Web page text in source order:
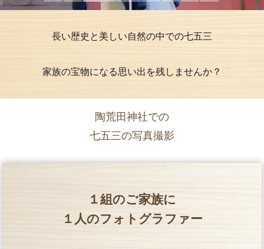
長い歴史と美しい自然の中での七五三
家族の宝物になる思い出を残しませんか？
陶荒田神社での
七五三の写真撮影
１組のご家族に
１人のフォトグラファー